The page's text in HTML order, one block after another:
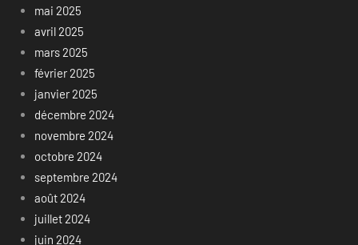
mai 2025
avril 2025
mars 2025
février 2025
janvier 2025
décembre 2024
novembre 2024
octobre 2024
septembre 2024
août 2024
juillet 2024
juin 2024